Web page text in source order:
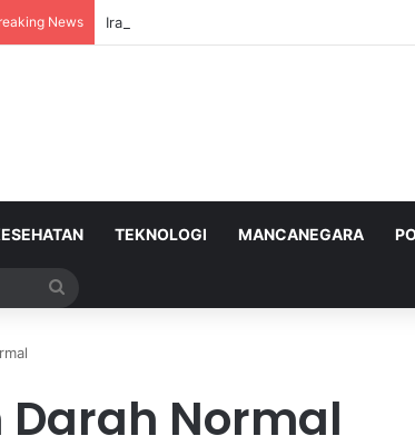
News Iran Siap Menghadapi Ancaman Militer
TEKNOLOGI MANCANEGARA
Darah Normal